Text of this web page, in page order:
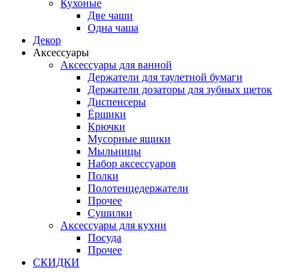
Кухоные
Две чаши
Одна чаша
Декор
Аксессуары
Аксессуары для ванной
Держатели для таулетной бумаги
Держатели дозаторы для зубных щеток
Диспенсеры
Ёршики
Крючки
Мусорные ящики
Мыльницы
Набор аксессуаров
Полки
Полотенцедержатели
Прочее
Сушилки
Аксессуары для кухни
Посуда
Прочее
СКИДКИ